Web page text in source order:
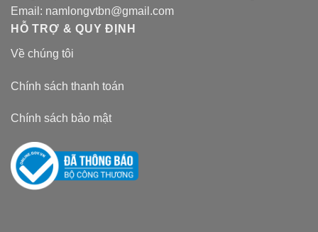
Email: namlongvtbn@gmail.com
HỖ TRỢ & QUY ĐỊNH
Về chúng tôi
Chính sách thanh toán
Chính sách bảo mật